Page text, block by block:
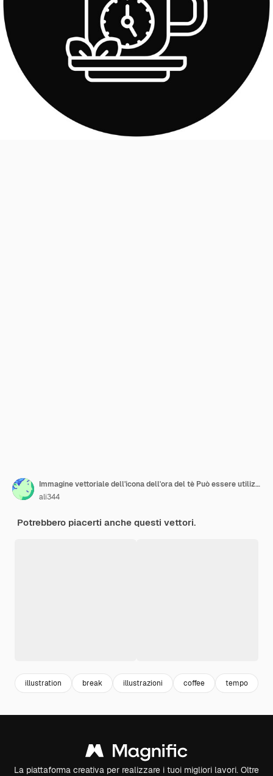
Immagine vettoriale dell'icona dell'ora del tè Può essere utilizzata per l'ora e la data
ali344
Potrebbero piacerti anche questi vettori.
illustration break illustrazioni coffee tempo
La piattaforma creativa per realizzare i tuoi migliori lavori. Oltre